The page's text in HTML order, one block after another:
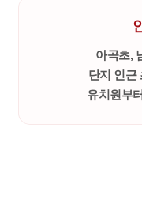
아곡초,
단지 인근
유치원부